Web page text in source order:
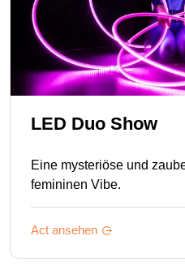
LED Duo Show
Eine mysteriöse und
femininen Vibe.
Act ansehen